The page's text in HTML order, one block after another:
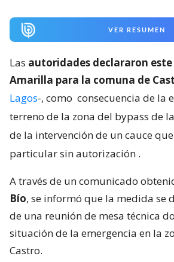
VER RESUMEN
Las autoridades declararon
Amarilla para la comuna de
Lagos-, como consecuencia de la
terreno de la zona del bypass de
de la intervención de un cauce
particular sin autorización .
A través de un comunicado
Bío, se informó que la medida se
de una reunión de mesa técnica
situación de la emergencia en la
Castro.